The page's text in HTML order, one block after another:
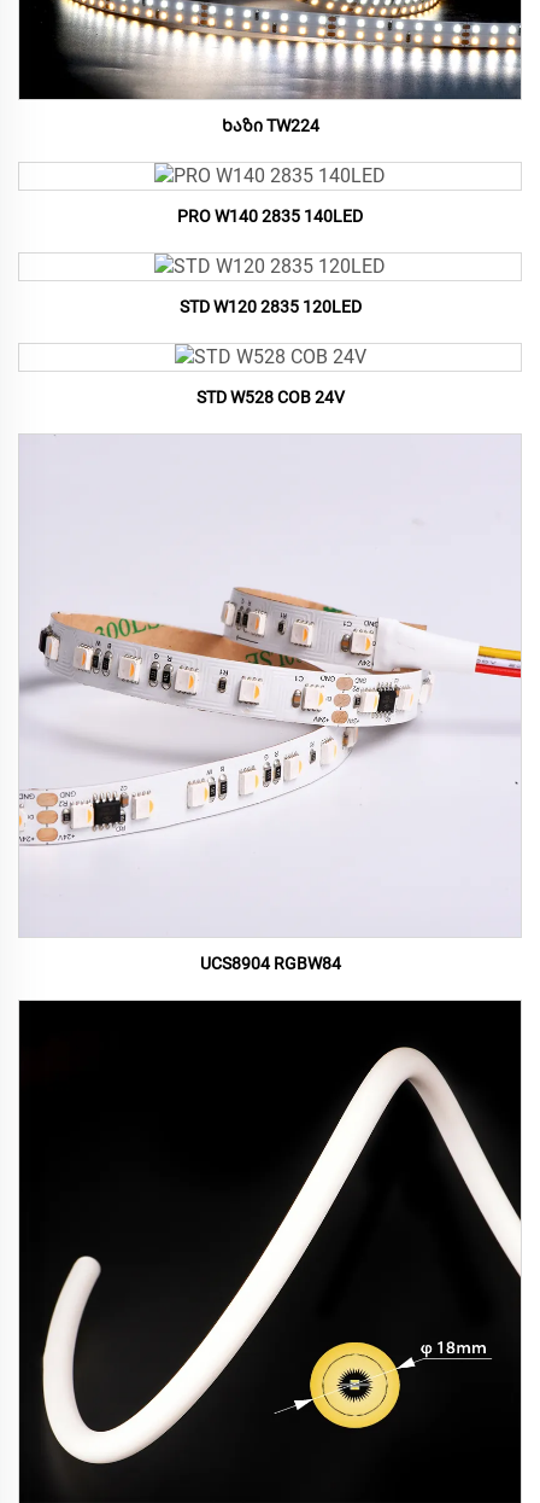
Ხაზი TW224
PRO W140 2835 140LED
STD W120 2835 120LED
STD W528 COB 24V
UCS8904 RGBW84